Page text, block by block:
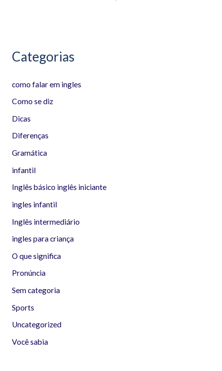
Categorias
como falar em ingles
Como se diz
Dicas
Diferenças
Gramática
infantil
Inglês básico inglês iniciante
ingles infantil
Inglês intermediário
ingles para criança
O que significa
Pronúncia
Sem categoria
Sports
Uncategorized
Você sabia